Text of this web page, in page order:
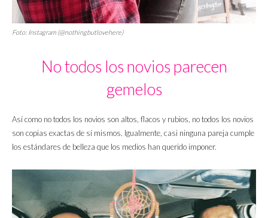
Foto: Instagram (@nothingbutlovehere)
No todos los novios parecen
gemelos
Así como no todos los novios son altos, flacos y rubios, no todos los novios
son copias exactas de sí mismos. Igualmente, casi ninguna pareja cumple
los estándares de belleza que los medios han querido imponer.